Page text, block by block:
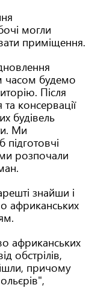
могли
приміщення.
часом будемо
Після
консервації
будівель
Ми
розпочали
знайши і
африканських
африканських
обстрілів,
причому